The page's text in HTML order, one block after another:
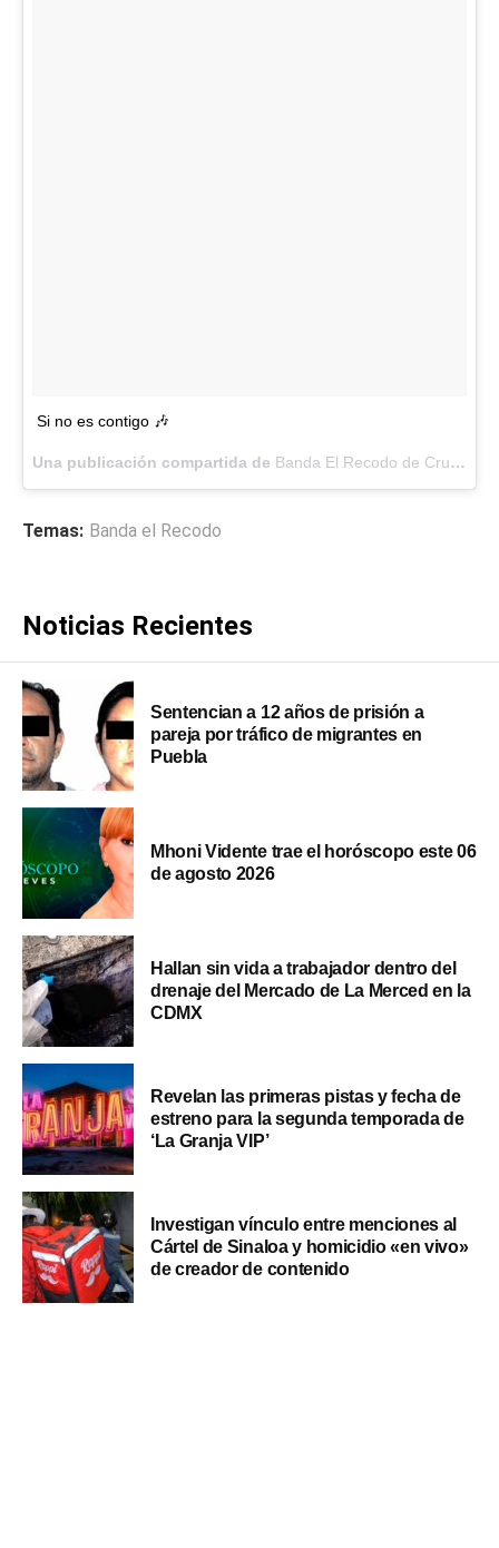
Si no es contigo 🎶
Una publicación compartida de Banda El Recodo de Cruz Lga
Temas: Banda el Recodo
Noticias Recientes
Sentencian a 12 años de prisión a
pareja por tráfico de migrantes en
Puebla
Mhoni Vidente trae el horóscopo este 06
de agosto 2026
Hallan sin vida a trabajador dentro del
drenaje del Mercado de La Merced en la
CDMX
Revelan las primeras pistas y fecha de
estreno para la segunda temporada de
‘La Granja VIP’
Investigan vínculo entre menciones al
Cártel de Sinaloa y homicidio «en vivo»
de creador de contenido